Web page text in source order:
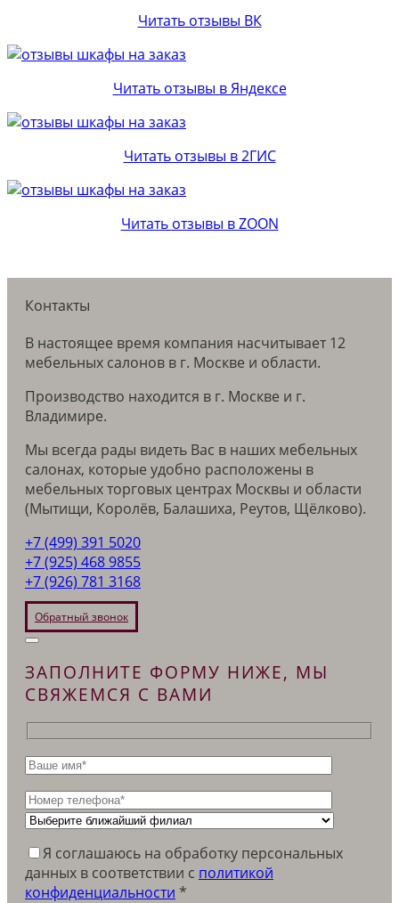
Читать отзывы ВК
Читать отзывы в Яндексе
Читать отзывы в 2ГИС
Читать отзывы в ZOON
Контакты
В настоящее время компания насчитывает 12
мебельных салонов в г. Москве и области.
Производство находится в г. Москве и г.
Владимире.
Мы всегда рады видеть Вас в наших мебельных
салонах, которые удобно расположены в
мебельных торговых центрах Москвы и области
(Мытищи, Королёв, Балашиха, Реутов, Щёлково).
+7 (499) 391 5020
+7 (925) 468 9855
+7 (926) 781 3168
Обратный звонок
ЗАПОЛНИТЕ ФОРМУ НИЖЕ, МЫ
СВЯЖЕМСЯ С ВАМИ
Я соглашаюсь на обработку персональных
данных в соответствии c политикой
конфиденциальности *